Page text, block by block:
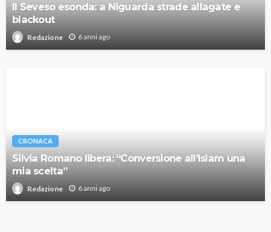
Il Seveso esonda: a Niguarda strade allagate e
blackout
Redazione 6 anni ago
CRONACA
Silvia Romano libera: “Conversione all’Islam una
mia scelta”
Redazione 6 anni ago